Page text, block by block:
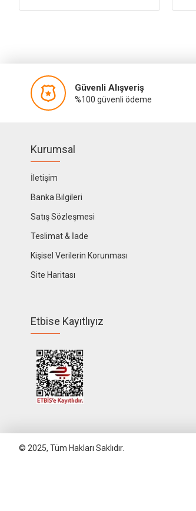
Güvenli Alışveriş
%100 güvenli ödeme
Kurumsal
İletişim
Banka Bilgileri
Satış Sözleşmesi
Teslimat & İade
Kişisel Verilerin Korunması
Site Haritası
Etbise Kayıtlıyız
© 2025, Tüm Hakları Saklıdır.